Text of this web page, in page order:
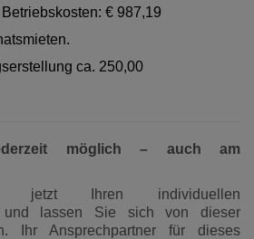
€ 987,19
ca. 250,00
möglich – auch am
jetzt Ihren individuellen
und lassen Sie sich von dieser
Ihr Ansprechpartner für dieses